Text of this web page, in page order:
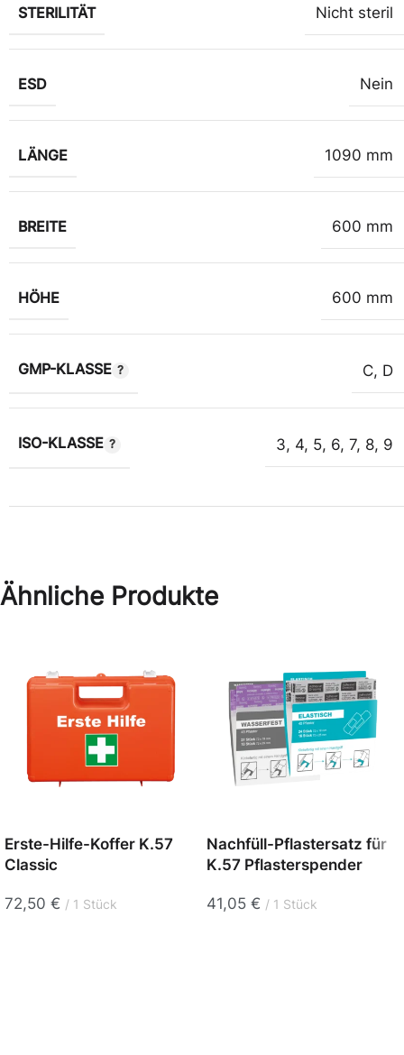
STERILITÄT Nicht steril
ESD Nein
LÄNGE 1090 mm
BREITE 600 mm
HÖHE 600 mm
GMP-KLASSE C, D
ISO-KLASSE 3, 4, 5, 6, 7, 8, 9
Ähnliche Produkte
Erste-Hilfe-Koffer K.57
Classic
72,50 € 1 Stück
Nachfüll-Pflastersatz für
K.57 Pflasterspender
41,05 € 1 Stück